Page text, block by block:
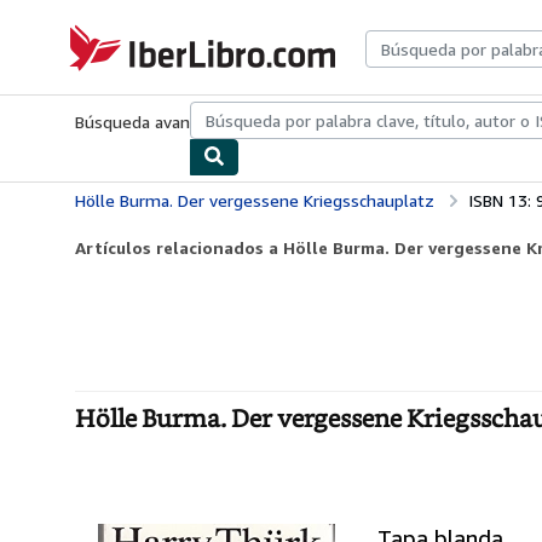
IberLibro.com
Búsqueda avanzadaColecciones Libros antiguosArte y
Hölle Burma. Der vergessene Kriegsschauplatz ISBN 13:
Artículos relacionados a Hölle Burma. Der vergessene
Hölle Burma. Der vergessene